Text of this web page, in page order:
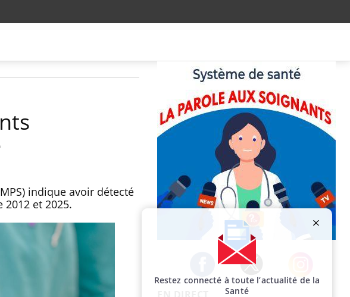
indique avoir détecté
2012 et 2025.
Facebook Twitter Instagram
Restez connecté à toute l’actualité de la
Santé